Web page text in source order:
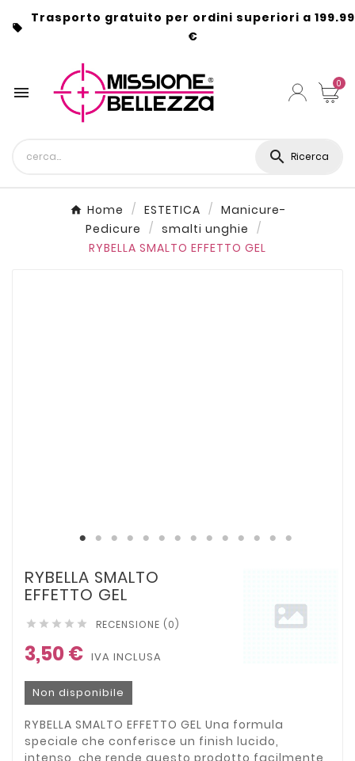

Trasporto gratuito per ordini superiori a 199.99
€
 0
 Ricerca
Home ESTETICA
Manicure-
Pedicure
smalti unghie
RYBELLA SMALTO EFFETTO GEL
RYBELLA SMALTO
EFFETTO GEL
     RECENSIONE (0)
3,50 € IVA INCLUSA
Non disponibile
RYBELLA SMALTO EFFETTO GEL Una formula
speciale che conferisce un finish lucido,